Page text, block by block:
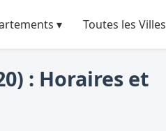
▾ Toutes les Villes
: Horaires et